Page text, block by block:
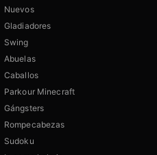
Nuevos
Gladiadores
Swing
Abuelas
Caballos
Parkour Minecraft
Gángsters
Rompecabezas
Sudoku